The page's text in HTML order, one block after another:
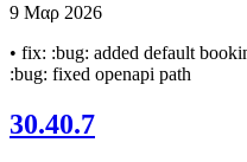
9 Μαρ 2026
• fix: :bug: added default
:bug: fixed openapi path
30.40.7